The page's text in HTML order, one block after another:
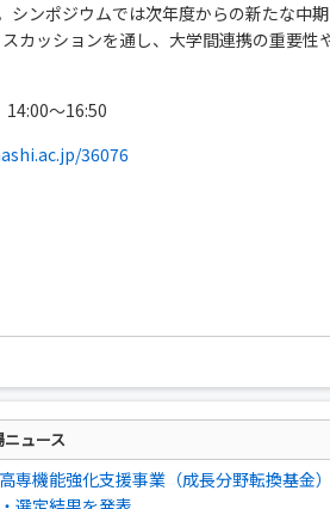
シンポジウムでは次年度からの新たな中
カッションを通し、大学間連携の重要性
～16:50
36076
ュース
専機能強化支援事業（成長分野転換基金